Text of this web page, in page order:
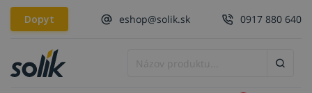
Dopyt eshop@solik.sk 0917 880 640